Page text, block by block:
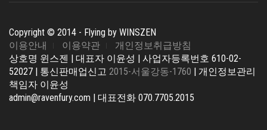
Copyright © 2014 - Flying by WINSZEN
이용안내
이용약관
개인정보취급방침
상호명 윈스젠 | 대표자 이윤성 | 사업자등록번호 610-02-
52027 | 통신판매업신고 2015-서울강동-1760 | 개인정보관리
책임자 이윤성
admin@ravenfury.com | 대표전화 070.7705.2015